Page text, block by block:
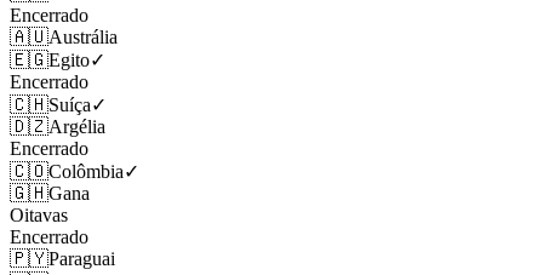
Encerrado
🇦🇺Austrália
🇪🇬Egito✓
Encerrado
🇨🇭Suíça✓
🇩🇿Argélia
Encerrado
🇨🇴Colômbia✓
🇬🇭Gana
Oitavas
Encerrado
🇵🇾Paraguai